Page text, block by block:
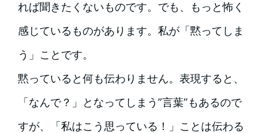
れば聞きたくないものです。でも、もっと怖く
感じているものがあります。私が「黙ってしま
う」ことです。
黙っていると何も伝わりません。表現すると、
「なんで？」となってしまう”言葉”もあるので
すが、「私はこう思っている！」ことは伝わる